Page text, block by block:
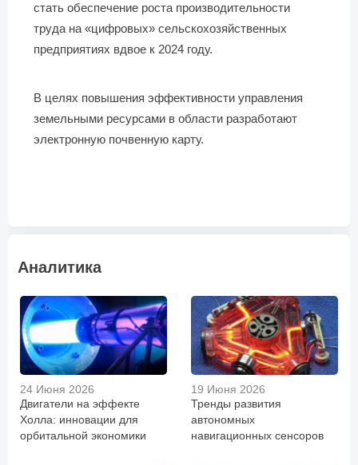
стать обеспечение роста производительности
труда на «цифровых» сельскохозяйственных
предприятиях вдвое к 2024 году.
В целях повышения эффективности управления
земельными ресурсами в области разработают
электронную почвенную карту.
Аналитика
24 Июня 2026
Двигатели на эффекте
Холла: инновации для
орбитальной экономики
19 Июня 2026
Тренды развития
автономных
навигационных сенсоров